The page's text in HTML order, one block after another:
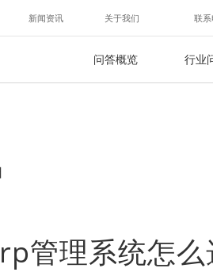
新闻资讯 关于我们 联
问答概览 行业
管理系统怎么